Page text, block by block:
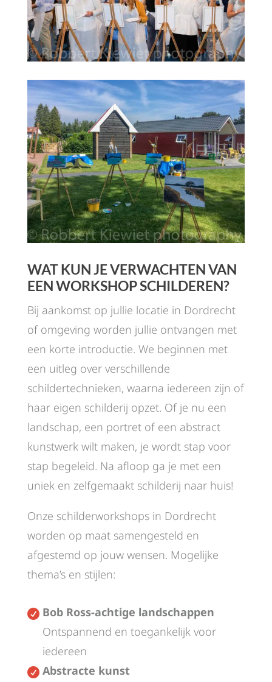
WAT KUN JE VERWACHTEN VAN
EEN WORKSHOP SCHILDEREN?
Bij aankomst op jullie locatie in Dordrecht
of omgeving worden jullie ontvangen met
een korte introductie. We beginnen met
een uitleg over verschillende
schildertechnieken, waarna iedereen zijn of
haar eigen schilderij opzet. Of je nu een
landschap, een portret of een abstract
kunstwerk wilt maken, je wordt stap voor
stap begeleid. Na afloop ga je met een
uniek en zelfgemaakt schilderij naar huis!
Onze schilderworkshops in Dordrecht
worden op maat samengesteld en
afgestemd op jouw wensen. Mogelijke
thema’s en stijlen:
 Bob Ross-achtige landschappen
Ontspannend en toegankelijk voor
iedereen
 Abstracte kunst